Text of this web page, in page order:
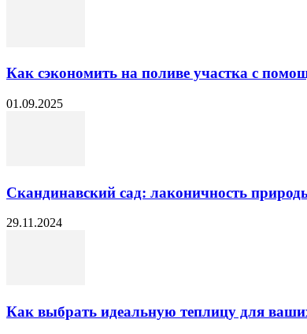
Как сэкономить на поливе участка с
01.09.2025
Скандинавский сад: лаконичность
29.11.2024
Как выбрать идеальную теплицу для